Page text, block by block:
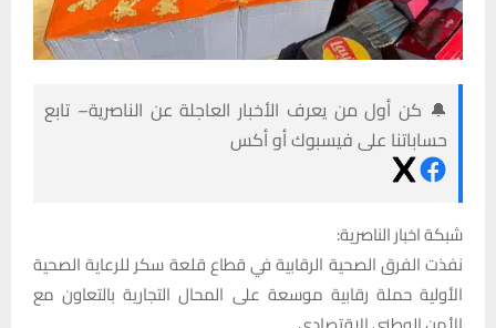
🔔 كن أول من يعرف الأخبار العاجلة عن الناصرية– تابع
حساباتنا على فيسبوك أو أكس
شبكة اخبار الناصرية:
نفذت الفرق الصحية الرقابية في قطاع قلعة سكر للرعاية الصحية
الأولية حملة رقابية موسعة على المحال التجارية بالتعاون مع